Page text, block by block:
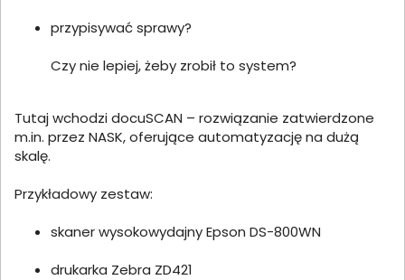
przypisywać sprawy?
Czy nie lepiej, żeby zrobił to system?
Tutaj wchodzi docuSCAN – rozwiązanie zatwierdzone
m.in. przez NASK, oferujące automatyzację na dużą
skalę.
Przykładowy zestaw:
skaner wysokowydajny Epson DS-800WN
drukarka Zebra ZD421